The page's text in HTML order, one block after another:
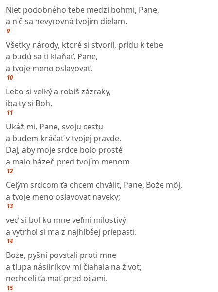
Niet podobného tebe medzi bohmi, Pane,
a nič sa nevyrovná tvojim dielam.
9
Všetky národy, ktoré si stvoril, prídu k tebe
a budú sa ti klaňať, Pane,
a tvoje meno oslavovať.
10
Lebo si veľký a robíš zázraky,
iba ty si Boh.
11
Ukáž mi, Pane, svoju cestu
a budem kráčať v tvojej pravde.
Daj, aby moje srdce bolo prosté
a malo bázeň pred tvojím menom.
12
Celým srdcom ťa chcem chváliť, Pane, Bože môj,
a tvoje meno oslavovať naveky;
13
veď si bol ku mne veľmi milostivý
a vytrhol si ma z najhlbšej priepasti.
14
Bože, pyšní povstali proti mne
a tlupa násilníkov mi čiahala na život;
nechceli ťa mať pred očami.
15